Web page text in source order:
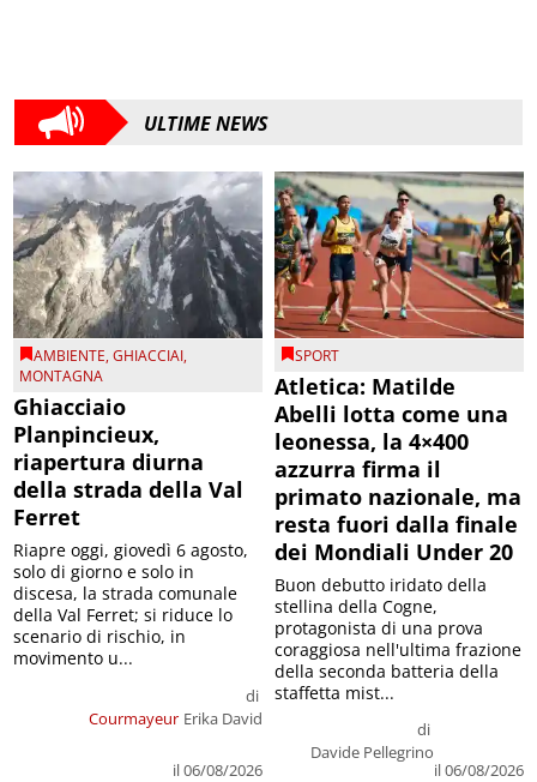
ULTIME NEWS
AMBIENTE,GHIACCIAI,
MONTAGNA
Ghiacciaio
Planpincieux,
riapertura diurna
della strada della Val
Ferret
Courmayeur
di
Erika David
il 06/08/2026
Riapre oggi, giovedì 6 agosto,
solo di giorno e solo in
discesa, la strada comunale
della Val Ferret; si riduce lo
scenario di rischio, in
movimento u...
SPORT
Atletica: Matilde
Abelli lotta come una
leonessa, la 4×400
azzurra firma il
primato nazionale, ma
resta fuori dalla finale
dei Mondiali Under 20
di
Davide Pellegrino
il 06/08/2026
Buon debutto iridato della
stellina della Cogne,
protagonista di una prova
coraggiosa nell'ultima frazione
della seconda batteria della
staffetta mist...